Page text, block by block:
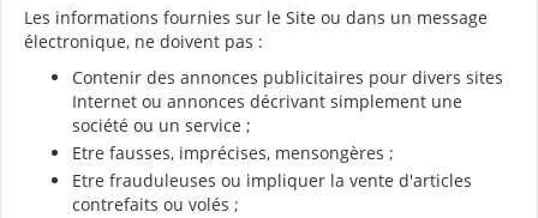
Les informations fournies sur le Site ou dans un message
électronique, ne doivent pas :
Contenir des annonces publicitaires pour divers sites
Internet ou annonces décrivant simplement une
société ou un service ;
Etre fausses, imprécises, mensongères ;
Etre frauduleuses ou impliquer la vente d'articles
contrefaits ou volés ;